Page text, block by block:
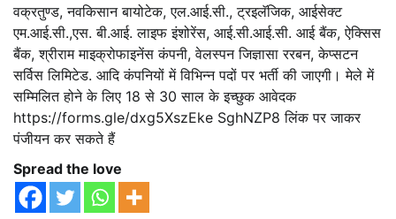
वक्रतुण्ड, नवकिसान बायोटेक, एल.आई.सी., ट्रइलॅजिक, आईसेक्ट
एम.आई.सी.,एस. बी.आई. लाइफ इंशोरेंस, आई.सी.आई.सी. आई बैंक, ऐक्सिस
बैंक, श्रीराम माइक्रोफाइनेंस कंपनी, वेलस्पन जिज्ञासा ररबन, केप्सटन
सर्विस लिमिटेड. आदि कंपनियों में विभिन्न पदों पर भर्ती की जाएगी। मेले में
सम्मिलित होने के लिए 18 से 30 साल के इच्छुक आवेदक
https://forms.gle/dxg5XszEke SghNZP8 लिंक पर जाकर
पंजीयन कर सकते हैं
Spread the love